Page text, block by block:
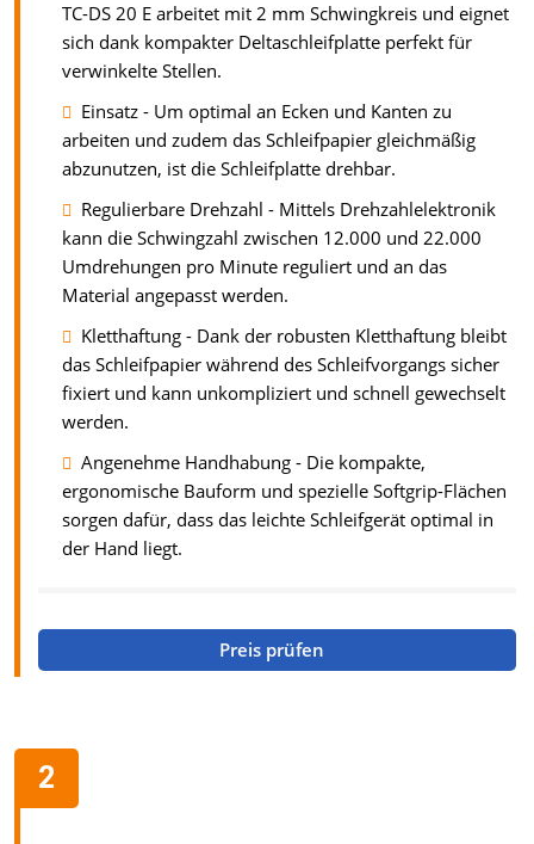
TC-DS 20 E arbeitet mit 2 mm Schwingkreis und eignet
sich dank kompakter Deltaschleifplatte perfekt für
verwinkelte Stellen.
Einsatz - Um optimal an Ecken und Kanten zu
arbeiten und zudem das Schleifpapier gleichmäßig
abzunutzen, ist die Schleifplatte drehbar.
Regulierbare Drehzahl - Mittels Drehzahlelektronik
kann die Schwingzahl zwischen 12.000 und 22.000
Umdrehungen pro Minute reguliert und an das
Material angepasst werden.
Kletthaftung - Dank der robusten Kletthaftung bleibt
das Schleifpapier während des Schleifvorgangs sicher
fixiert und kann unkompliziert und schnell gewechselt
werden.
Angenehme Handhabung - Die kompakte,
ergonomische Bauform und spezielle Softgrip-Flächen
sorgen dafür, dass das leichte Schleifgerät optimal in
der Hand liegt.
Preis prüfen